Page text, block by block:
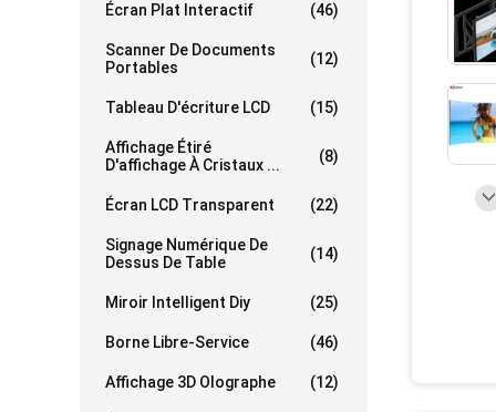
Écran Plat Interactif (46)
Scanner De Documents
Portables
(12)
Tableau D'écriture LCD (15)
Affichage Étiré
D'affichage À Cristaux ...
(8)
Écran LCD Transparent (22)
Signage Numérique De
Dessus De Table
(14)
Miroir Intelligent Diy (25)
Borne Libre-Service (46)
Affichage 3D Olographe (12)